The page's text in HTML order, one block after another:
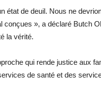
état de deuil. Nous ne
conçues », a déclaré Butch
la vérité.
qui rende justice aux
de santé et des